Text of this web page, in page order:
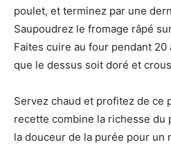
poulet, et terminez par une
Saupoudrez le fromage râpé
Faites cuire au four pendant 20
que le dessus soit doré et
Servez chaud et profitez de ce
recette combine la richesse du
la douceur de la purée pour un